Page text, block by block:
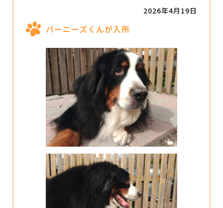
バーニーズくんが入所
2026年4月19日